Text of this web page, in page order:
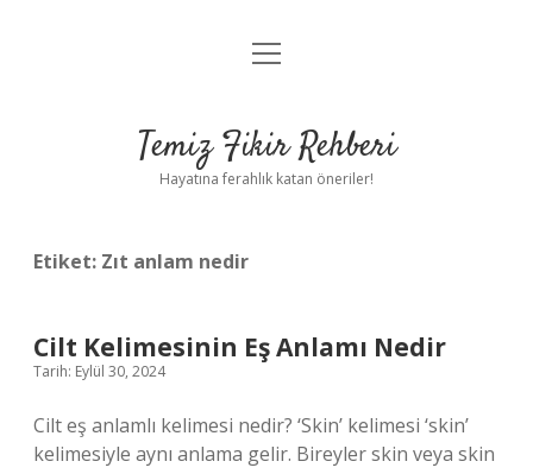
Anasayfa
Yasal Uyarı
menüyü
Temiz Fikir Rehberi
Hayatına ferahlık katan öneriler!
Etiket: Zıt anlam nedir
Cilt Kelimesinin Eş Anlamı Nedir
Tarih: Eylül 30, 2024
Cilt eş anlamlı kelimesi nedir? ‘Skin’ kelimesi ‘skin’
kelimesiyle aynı anlama gelir. Bireyler skin veya skin